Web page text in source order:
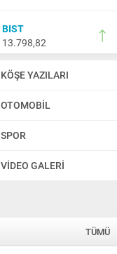
BIST
13.798,82
KÖŞE YAZILARI
OTOMOBIL
SPOR
VIDEO GALERI
TÜMÜ